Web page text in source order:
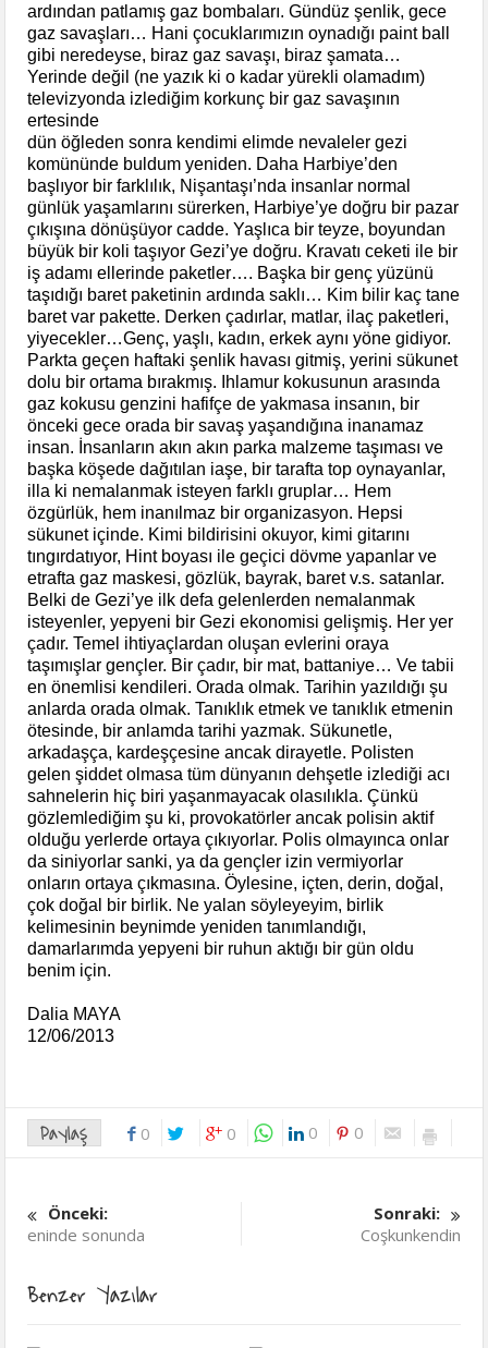
ardından patlamış gaz bombaları. Gündüz şenlik, gece
gaz savaşları… Hani çocuklarımızın oynadığı paint ball
gibi neredeyse, biraz gaz savaşı, biraz şamata…
Yerinde değil (ne yazık ki o kadar yürekli olamadım)
televizyonda izlediğim korkunç bir gaz savaşının
ertesinde
dün öğleden sonra kendimi elimde nevaleler gezi
komününde buldum yeniden. Daha Harbiye’den
başlıyor bir farklılık, Nişantaşı’nda insanlar normal
günlük yaşamlarını sürerken, Harbiye’ye doğru bir pazar
çıkışına dönüşüyor cadde. Yaşlıca bir teyze, boyundan
büyük bir koli taşıyor Gezi’ye doğru. Kravatı ceketi ile bir
iş adamı ellerinde paketler…. Başka bir genç yüzünü
taşıdığı baret paketinin ardında saklı… Kim bilir kaç tane
baret var pakette. Derken çadırlar, matlar, ilaç paketleri,
yiyecekler…Genç, yaşlı, kadın, erkek aynı yöne gidiyor.
Parkta geçen haftaki şenlik havası gitmiş, yerini sükunet
dolu bir ortama bırakmış. Ihlamur kokusunun arasında
gaz kokusu genzini hafifçe de yakmasa insanın, bir
önceki gece orada bir savaş yaşandığına inanamaz
insan. İnsanların akın akın parka malzeme taşıması ve
başka köşede dağıtılan iaşe, bir tarafta top oynayanlar,
illa ki nemalanmak isteyen farklı gruplar… Hem
özgürlük, hem inanılmaz bir organizasyon. Hepsi
sükunet içinde. Kimi bildirisini okuyor, kimi gitarını
tıngırdatıyor, Hint boyası ile geçici dövme yapanlar ve
etrafta gaz maskesi, gözlük, bayrak, baret v.s. satanlar.
Belki de Gezi’ye ilk defa gelenlerden nemalanmak
isteyenler, yepyeni bir Gezi ekonomisi gelişmiş. Her yer
çadır. Temel ihtiyaçlardan oluşan evlerini oraya
taşımışlar gençler. Bir çadır, bir mat, battaniye… Ve tabii
en önemlisi kendileri. Orada olmak. Tarihin yazıldığı şu
anlarda orada olmak. Tanıklık etmek ve tanıklık etmenin
ötesinde, bir anlamda tarihi yazmak. Sükunetle,
arkadaşça, kardeşçesine ancak dirayetle. Polisten
gelen şiddet olmasa tüm dünyanın dehşetle izlediği acı
sahnelerin hiç biri yaşanmayacak olasılıkla. Çünkü
gözlemlediğim şu ki, provokatörler ancak polisin aktif
olduğu yerlerde ortaya çıkıyorlar. Polis olmayınca onlar
da siniyorlar sanki, ya da gençler izin vermiyorlar
onların ortaya çıkmasına. Öylesine, içten, derin, doğal,
çok doğal bir birlik. Ne yalan söyleyeyim, birlik
kelimesinin beynimde yeniden tanımlandığı,
damarlarımda yepyeni bir ruhun aktığı bir gün oldu
benim için.
Dalia MAYA
12/06/2013
Paylaş 0 0 0 0
Önceki:
eninde sonunda
Sonraki:
Coşkunkendin
Benzer Yazılar